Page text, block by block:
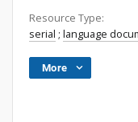
Resource Type:
serial ; language
More